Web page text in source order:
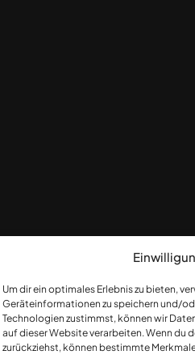
Um dir ein optimales Erlebnis zu bieten,
Geräteinformationen zu speichern und/
Technologien zustimmst, können wir
auf dieser Website verarbeiten. Wenn du
zurückziehst, können bestimmte